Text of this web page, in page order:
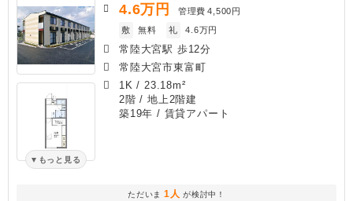
もっと見る
4.6万円 管理費 4,500円
敷
無料 礼 4.6万円
常陸大宮駅 歩12分
常陸大宮市東富町
1K / 23.18m²
2階 / 地上2階建
築19年 / 賃貸アパート
ただいま 1人 が検討中！